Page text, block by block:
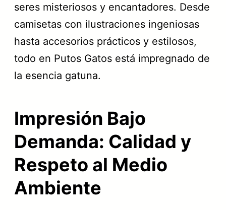
seres misteriosos y encantadores. Desde
camisetas con ilustraciones ingeniosas
hasta accesorios prácticos y estilosos,
todo en Putos Gatos está impregnado de
la esencia gatuna.
Impresión Bajo
Demanda: Calidad y
Respeto al Medio
Ambiente